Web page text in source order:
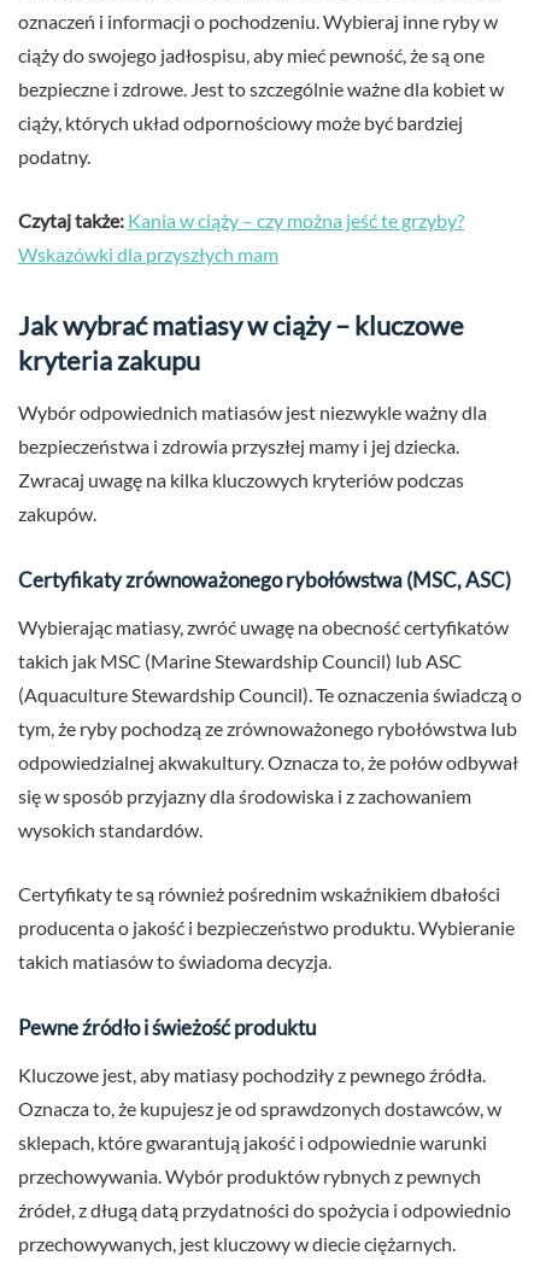
oznaczeń i informacji o pochodzeniu. Wybieraj inne ryby w
ciąży do swojego jadłospisu, aby mieć pewność, że są one
bezpieczne i zdrowe. Jest to szczególnie ważne dla kobiet w
ciąży, których układ odpornościowy może być bardziej
podatny.
Czytaj także: Kania w ciąży – czy można jeść te grzyby?
Wskazówki dla przyszłych mam
Jak wybrać matiasy w ciąży – kluczowe
kryteria zakupu
Wybór odpowiednich matiasów jest niezwykle ważny dla
bezpieczeństwa i zdrowia przyszłej mamy i jej dziecka.
Zwracaj uwagę na kilka kluczowych kryteriów podczas
zakupów.
Certyfikaty zrównoważonego rybołówstwa (MSC, ASC)
Wybierając matiasy, zwróć uwagę na obecność certyfikatów
takich jak MSC (Marine Stewardship Council) lub ASC
(Aquaculture Stewardship Council). Te oznaczenia świadczą o
tym, że ryby pochodzą ze zrównoważonego rybołówstwa lub
odpowiedzialnej akwakultury. Oznacza to, że połów odbywał
się w sposób przyjazny dla środowiska i z zachowaniem
wysokich standardów.
Certyfikaty te są również pośrednim wskaźnikiem dbałości
producenta o jakość i bezpieczeństwo produktu. Wybieranie
takich matiasów to świadoma decyzja.
Pewne źródło i świeżość produktu
Kluczowe jest, aby matiasy pochodziły z pewnego źródła.
Oznacza to, że kupujesz je od sprawdzonych dostawców, w
sklepach, które gwarantują jakość i odpowiednie warunki
przechowywania. Wybór produktów rybnych z pewnych
źródeł, z długą datą przydatności do spożycia i odpowiednio
przechowywanych, jest kluczowy w diecie ciężarnych.